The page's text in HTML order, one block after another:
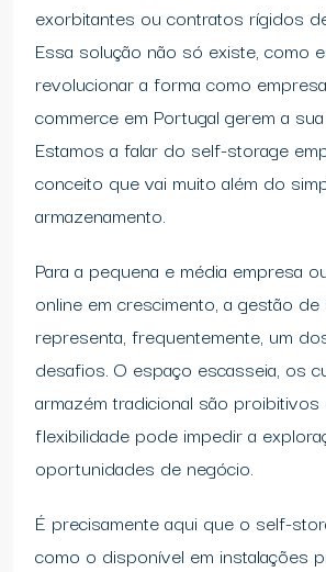
exorbitantes ou contratos rígidos
Essa solução não só existe, como
revolucionar a forma como
commerce em Portugal gerem a
Estamos a falar do self-storage
conceito que vai muito além do
armazenamento.
Para a pequena e média empresa
online em crescimento, a gestão
representa, frequentemente, um
desafios. O espaço escasseia, os
armazém tradicional são
flexibilidade pode impedir a
oportunidades de negócio.
É precisamente aqui que o self-
como o disponível em instalações